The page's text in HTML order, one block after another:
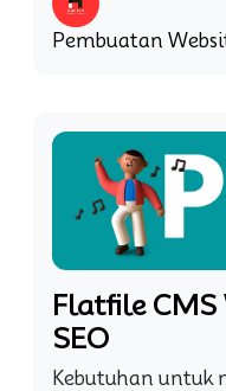
Pembuatan
Flatfile CMS
SEO
Kebutuhan untuk